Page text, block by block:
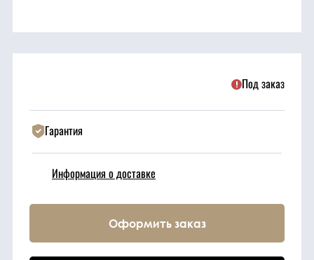
Режущие
Техника
Фильтрующие
элементы
Ходовые части
Электрическая
Под заказ
Гарантия
Информация о доставке
Оформить заказ